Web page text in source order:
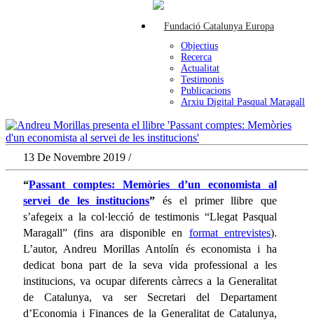
Objectius
Recerca
Actualitat
Testimonis
Publicacions
Arxiu Digital Pasqual Maragall
13 De Novembre 2019 /
“Passant comptes: Memòries d’un economista al
servei de les institucions” és el primer llibre que
s’afegeix a la col·lecció de testimonis “Llegat Pasqual
Maragall” (fins ara disponible en format entrevistes).
L’autor, Andreu Morillas Antolín és economista i ha
dedicat bona part de la seva vida professional a les
institucions, va ocupar diferents càrrecs a la Generalitat
de Catalunya, va ser Secretari del Departament
d’Economia i Finances de la Generalitat de Catalunya,